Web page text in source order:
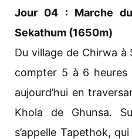
Jour 04 : Marche
Sekathum (1650m)
Du village de Chirwa
compter 5 à 6 heures
aujourd’hui en
Khola de Ghunsa.
s’appelle Tapethok,